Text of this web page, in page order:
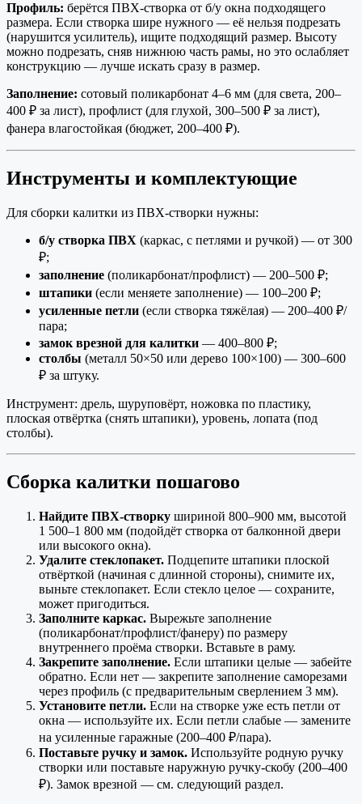
Профиль: берётся ПВХ-створка от б/у окна подходящего
размера. Если створка шире нужного — её нельзя подрезать
(нарушится усилитель), ищите подходящий размер. Высоту
можно подрезать, сняв нижнюю часть рамы, но это ослабляет
конструкцию — лучше искать сразу в размер.
Заполнение: сотовый поликарбонат 4–6 мм (для света, 200–
400 ₽ за лист), профлист (для глухой, 300–500 ₽ за лист),
фанера влагостойкая (бюджет, 200–400 ₽).
Инструменты и комплектующие
Для сборки калитки из ПВХ-створки нужны:
б/у створка ПВХ (каркас, с петлями и ручкой) — от 300
₽;
заполнение (поликарбонат/профлист) — 200–500 ₽;
штапики (если меняете заполнение) — 100–200 ₽;
усиленные петли (если створка тяжёлая) — 200–400 ₽/
пара;
замок врезной для калитки — 400–800 ₽;
столбы (металл 50×50 или дерево 100×100) — 300–600
₽ за штуку.
Инструмент: дрель, шуруповёрт, ножовка по пластику,
плоская отвёртка (снять штапики), уровень, лопата (под
столбы).
Сборка калитки пошагово
Найдите ПВХ-створку шириной 800–900 мм, высотой
1 500–1 800 мм (подойдёт створка от балконной двери
или высокого окна).
Удалите стеклопакет. Подцепите штапики плоской
отвёрткой (начиная с длинной стороны), снимите их,
выньте стеклопакет. Если стекло целое — сохраните,
может пригодиться.
Заполните каркас. Вырежьте заполнение
(поликарбонат/профлист/фанеру) по размеру
внутреннего проёма створки. Вставьте в раму.
Закрепите заполнение. Если штапики целые — забейте
обратно. Если нет — закрепите заполнение саморезами
через профиль (с предварительным сверлением 3 мм).
Установите петли. Если на створке уже есть петли от
окна — используйте их. Если петли слабые — замените
на усиленные гаражные (200–400 ₽/пара).
Поставьте ручку и замок. Используйте родную ручку
створки или поставьте наружную ручку-скобу (200–400
₽). Замок врезной — см. следующий раздел.